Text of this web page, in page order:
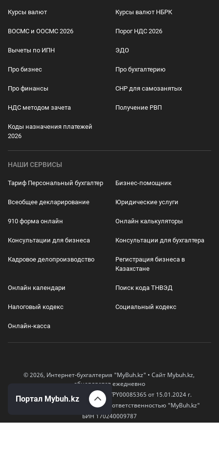
Курсы валют Курсы валют НБРК
ВОСМС и ООСМС 2026 Порог НДС 2026
Вычеты по ИПН ЭДО
Про бизнес Про бухгалтерию
Про финансы СНР для самозанятых
НДС методом зачета Получение РВП
Коды назначения платежей
2026
НАШИ СЕРВИСЫ
Тариф Персональный бухгалтер Бизнес-помощник
Всеобщее декларирование Юридические услуги
910 форма онлайн Онлайн калькуляторы
Консультации для бизнеса Консультации для бухгалтера
Кадровое делопроизводство
Регистрация бизнеса в
Казахстане
Онлайн календари Поиск кода ТНВЭД
Налоговый кодекс Социальный кодекс
Онлайн-касса
© 2026, Интернет-бухгалтерия "MyBuh.kz" • Сайт Mybuh.kz,
обновляется ежедневно
Свидетельство СМИ № KZ66VPY00085365 от 15.01.2024 г.
Товарищество с ограниченной ответственностью "MyBuh.kz"
БИН 170240009787
Портал Mybuh.kz